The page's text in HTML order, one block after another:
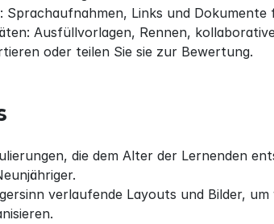
Sprachaufnahmen, Links und
Ausfüllvorlagen, Rennen,
oder teilen Sie sie zur Bewertung.
die dem Alter der Lernenden
verlaufende Layouts und Bilder, um